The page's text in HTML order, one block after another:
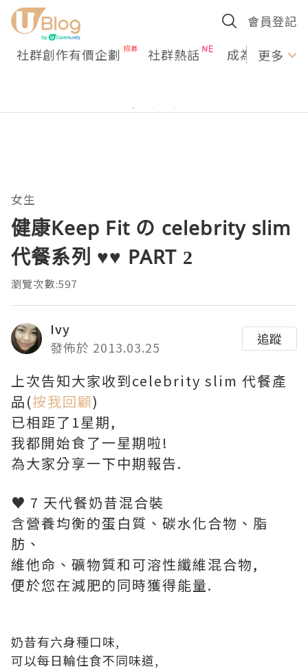
會員登記
社群創作有價企劃 社群熱話 成為U更多
女生
健康Keep Fit の celebrity slim
代餐系列 ♥♥ PART 2
瀏覽次數:597
Ivy
發佈於 2013.03.25
追蹤
上次告知大家收到celebrity slim 代餐產
品(按我回顧)
已相距了1星期,
我都開始食了一星期啦!
為大家分享一下中期報告.
♥ 7 天代餐奶昔混合裝
含營養均衡的蛋白質、碳水化合物、脂
肪、
維他命、礦物質和可溶性纖維混合物,
便於您在減肥的同時獲得能量.
奶昔有六身種口味,
可以每日輪住食不同味道,